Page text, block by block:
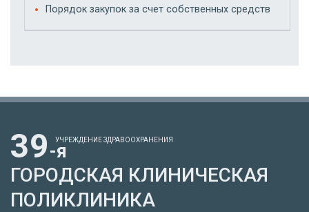
Порядок закупок за счет собственных средств
39-я
УЧРЕЖДЕНИЕ ЗДРАВООХРАНЕНИЯ
ГОРОДСКАЯ КЛИНИЧЕСКАЯ
ПОЛИКЛИНИКА